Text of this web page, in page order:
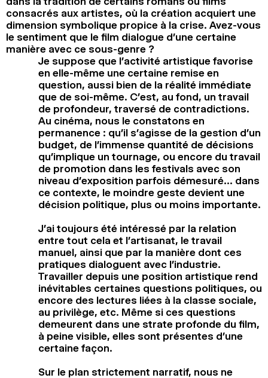
consacrés aux artistes, où la création acquiert une
dimension symbolique propice à la crise. Avez-vous
le sentiment que le film dialogue d’une certaine
manière avec ce sous-genre ?
Je suppose que l’activité artistique favorise
en elle-même une certaine remise en
question, aussi bien de la réalité immédiate
que de soi-même. C’est, au fond, un travail
de profondeur, traversé de contradictions.
Au cinéma, nous le constatons en
permanence : qu’il s’agisse de la gestion d’un
budget, de l’immense quantité de décisions
qu’implique un tournage, ou encore du travail
de promotion dans les festivals avec son
niveau d’exposition parfois démesuré… dans
ce contexte, le moindre geste devient une
décision politique, plus ou moins importante.
J’ai toujours été intéressé par la relation
entre tout cela et l’artisanat, le travail
manuel, ainsi que par la manière dont ces
pratiques dialoguent avec l’industrie.
Travailler depuis une position artistique rend
inévitables certaines questions politiques, ou
encore des lectures liées à la classe sociale,
au privilège, etc. Même si ces questions
demeurent dans une strate profonde du film,
à peine visible, elles sont présentes d’une
certaine façon.
Sur le plan strictement narratif, nous ne